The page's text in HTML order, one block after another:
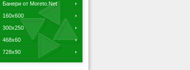
Банери от Moreto.Net
160x600
300x250
468x60
728x90